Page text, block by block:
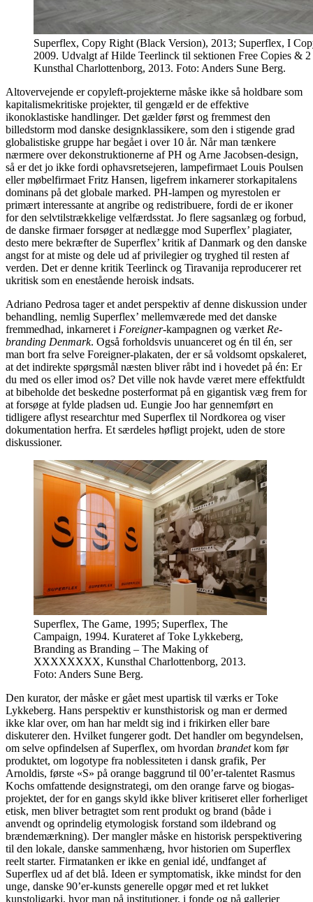
Superflex, Copy Right (Black Version), 2013; Superflex, I
2009. Udvalgt af Hilde Teerlinck til sektionen Free Copies & 2
Kunsthal Charlottenborg, 2013. Foto: Anders Sune Berg.
Altovervejende er copyleft-projekterne måske ikke så holdbare som
kapitalismekritiske projekter, til gengæld er de effektive
ikonoklastiske handlinger. Det gælder først og fremmest den
billedstorm mod danske designklassikere, som den i stigende grad
globalistiske gruppe har begået i over 10 år. Når man tænkere
nærmere over dekonstruktionerne af PH og Arne Jacobsen-design,
så er det jo ikke fordi ophavsretsejeren, lampefirmaet Louis Poulsen
eller møbelfirmaet Fritz Hansen, ligefrem inkarnerer storkapitalens
dominans på det globale marked. PH-lampen og myrestolen er
primært interessante at angribe og redistribuere, fordi de er ikoner
for den selvtilstrækkelige velfærdsstat. Jo flere sagsanlæg og forbud,
de danske firmaer forsøger at nedlægge mod Superflex’ plagiater,
desto mere bekræfter de Superflex’ kritik af Danmark og den danske
angst for at miste og dele ud af privilegier og tryghed til resten af
verden. Det er denne kritik Teerlinck og Tiravanija reproducerer ret
ukritisk som en enestående heroisk indsats.
Adriano Pedrosa tager et andet perspektiv af denne diskussion under
behandling, nemlig Superflex’ mellemværede med det danske
fremmedhad, inkarneret i Foreigner-kampagnen og værket Re-
branding Denmark. Også forholdsvis unuanceret og én til én, ser
man bort fra selve Foreigner-plakaten, der er så voldsomt opskaleret,
at det indirekte spørgsmål næsten bliver råbt ind i hovedet på én: Er
du med os eller imod os? Det ville nok havde været mere effektfuldt
at bibeholde det beskedne posterformat på en gigantisk væg frem for
at forsøge at fylde pladsen ud. Eungie Joo har gennemført en
tidligere aflyst researchtur med Superflex til Nordkorea og viser
dokumentation herfra. Et særdeles høfligt projekt, uden de store
diskussioner.
Superflex, The Game, 1995; Superflex, The
Campaign, 1994. Kurateret af Toke Lykkeberg,
Branding as Branding – The Making of
XXXXXXXX, Kunsthal Charlottenborg, 2013.
Foto: Anders Sune Berg.
Den kurator, der måske er gået mest upartisk til værks er Toke
Lykkeberg. Hans perspektiv er kunsthistorisk og man er dermed
ikke klar over, om han har meldt sig ind i frikirken eller bare
diskuterer den. Hvilket fungerer godt. Det handler om begyndelsen,
om selve opfindelsen af Superflex, om hvordan brandetkom før
produktet, om logotype fra noblessiteten i dansk grafik, Per
Arnoldis, første «S» på orange baggrund til 00’er-talentet Rasmus
Kochs omfattende designstrategi, om den orange farve og biogas-
projektet, der for en gangs skyld ikke bliver kritiseret eller forherliget
etisk, men bliver betragtet som rent produkt og brand (både i
anvendt og oprindelig etymologisk forstand som ildebrand og
brændemærkning). Der mangler måske en historisk perspektivering
til den lokale, danske sammenhæng, hvor historien om Superflex
reelt starter. Firmatanken er ikke en genial idé, undfanget af
Superflex ud af det blå. Ideen er symptomatisk, ikke mindst for den
unge, danske 90’er-kunsts generelle opgør med et ret lukket
kunstoligarki, hvor man på institutioner, i fonde og på gallerier